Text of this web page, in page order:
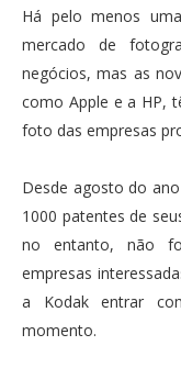
Há pelo menos
mercado de
negócios, mas as
como Apple e a HP,
foto das empresas
Desde agosto do
1000 patentes de
no entanto, não
empresas
a Kodak entrar
momento.